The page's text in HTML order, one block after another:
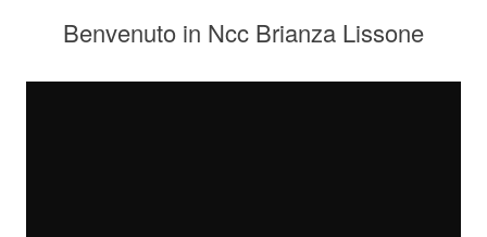
Benvenuto in Ncc Brianza Lissone